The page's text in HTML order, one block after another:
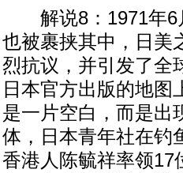
解说8：1971年6
也被裹挟其中，日美
烈抗议，并引发了全
日本官方出版的地图
是一片空白，而是出
体，日本青年社在钓
香港人陈毓祥率领17